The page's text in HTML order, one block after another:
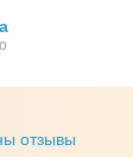
отзывы